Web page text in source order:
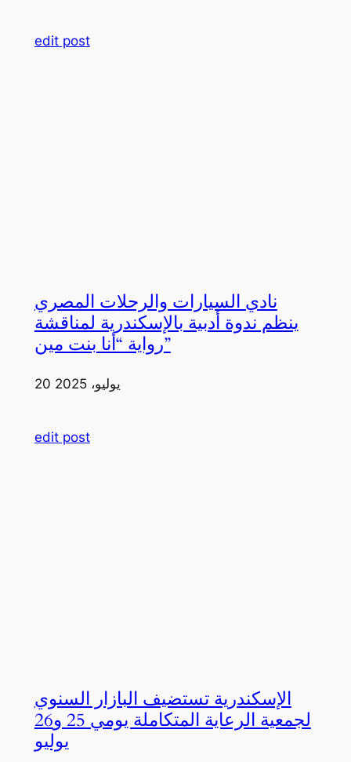
edit post
نادي السيارات والرحلات المصري
ينظم ندوة أدبية بالإسكندرية لمناقشة
رواية “أنا بنت مين”
20 يوليو، 2025
edit post
الإسكندرية تستضيف البازار السنوي
لجمعية الرعاية المتكاملة يومي 25 و26
يوليو